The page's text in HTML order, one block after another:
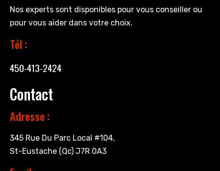
Nos experts sont disponibles pour vous conseiller ou
pour vous aider dans votre choix.
Tél :
450-413-2424
Contact
Adresse :
345 Rue Du Parc Local #104,
St-Eustache (Qc) J7R 0A3